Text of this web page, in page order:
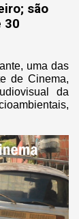
são
30
uma das
de Cinema,
da